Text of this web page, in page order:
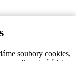
soubory cookies,